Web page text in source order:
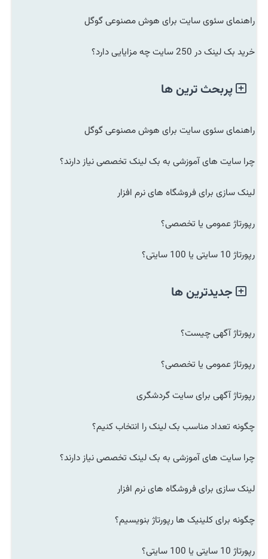
راهنمای سئوی سایت برای هوش مصنوعی گوگل
خرید بک لینک در 250 سایت چه مزایایی دارد؟
پربحث ترین ها
راهنمای سئوی سایت برای هوش مصنوعی گوگل
چرا سایت های آموزشی به بک لینک تخصصی نیاز دارند؟
لینک سازی برای فروشگاه های نرم افزار
رپورتاژ عمومی یا تخصصی؟
رپورتاژ 10 سایتی یا 100 سایتی؟
جدیدترین ها
رپورتاژ آگهی چیست؟
رپورتاژ عمومی یا تخصصی؟
رپورتاژ آگهی برای سایت گردشگری
چگونه تعداد مناسب بک لینک را انتخاب کنیم؟
چرا سایت های آموزشی به بک لینک تخصصی نیاز دارند؟
لینک سازی برای فروشگاه های نرم افزار
چگونه برای کلینیک ها رپورتاژ بنویسیم؟
رپورتاژ 10 سایتی یا 100 سایتی؟